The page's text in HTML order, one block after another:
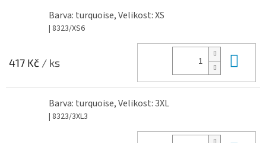
Barva: turquoise, Velikost: XS
| 8323/XS6
417 Kč / ks
Barva: turquoise, Velikost: 3XL
| 8323/3XL3